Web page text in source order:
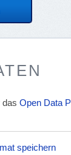
dasOpen Data
speichern